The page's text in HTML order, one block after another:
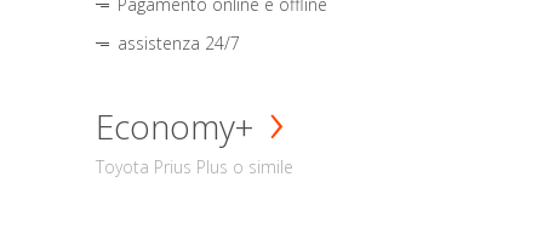
assistenza 24/7
Economy+
Toyota Prius Plus o simile